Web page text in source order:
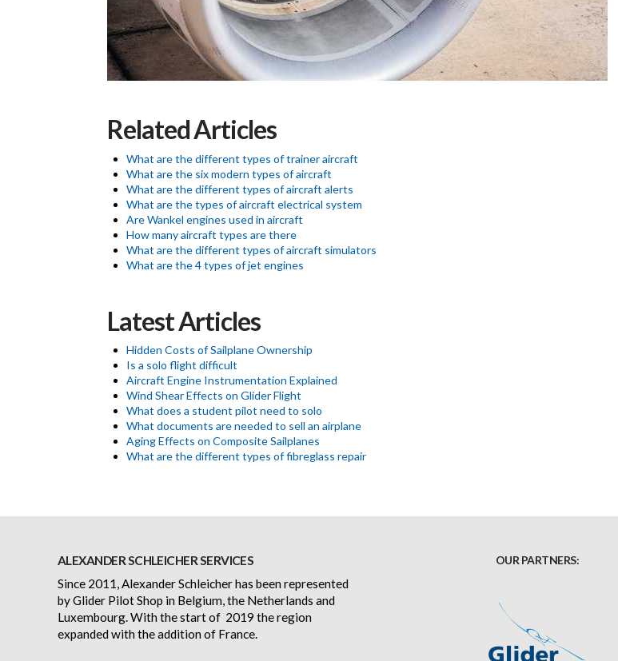
Related Articles
What are the different types of trainer aircraft
What are the six modern types of aircraft
What are the different types of aircraft alerts
What are the types of aircraft electrical system
Are Wankel engines used in aircraft
How many aircraft types are there
What are the different types of aircraft simulators
What are the 4 types of jet engines
Latest Articles
Hidden Costs of Sailplane Ownership
Is a solo flight difficult
Aircraft Engine Instrumentation Explained
Wind Shear Effects on Glider Flight
What does a student pilot need to solo
What documents are needed to sell an airplane
Aging Effects on Composite Sailplanes
What are the different types of fibreglass repair
ALEXANDER SCHLEICHER SERVICES
Since 2011, Alexander Schleicher has been represented
by Glider Pilot Shop in Belgium, the Netherlands and
Luxembourg. With the start of 2019 the region
expanded with the addition of France.
OUR PARTNERS: